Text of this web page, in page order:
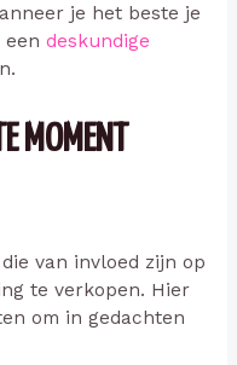
je het beste je
deskundige
MOMENT
van invloed zijn op
te verkopen. Hier
om in gedachten